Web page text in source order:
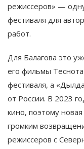
режиссеров» —
фестиваля для
работ.
Для Балагова это
его фильмы
фестиваля, а
от России. В 2023
кино, поэтому
громким
режиссеров с